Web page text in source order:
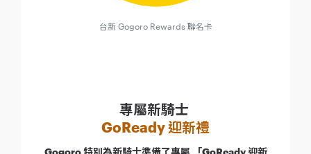
台新 Gogoro Rewards 聯名卡
專屬新騎士
GoReady 迎新禮
Gogoro 特別為新騎士準備了專屬 「GoReady 迎新